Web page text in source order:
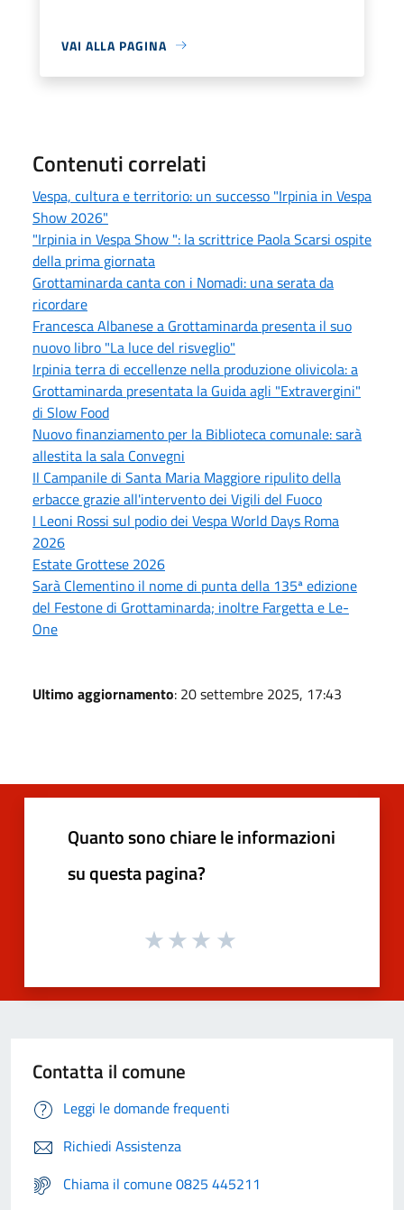
VAI ALLA PAGINA
Contenuti correlati
Vespa, cultura e territorio: un successo "Irpinia in Vespa
Show 2026"
"Irpinia in Vespa Show ": la scrittrice Paola Scarsi ospite
della prima giornata
Grottaminarda canta con i Nomadi: una serata da
ricordare
Francesca Albanese a Grottaminarda presenta il suo
nuovo libro "La luce del risveglio"
Irpinia terra di eccellenze nella produzione olivicola: a
Grottaminarda presentata la Guida agli "Extravergini"
di Slow Food
Nuovo finanziamento per la Biblioteca comunale: sarà
allestita la sala Convegni
Il Campanile di Santa Maria Maggiore ripulito della
erbacce grazie all'intervento dei Vigili del Fuoco
I Leoni Rossi sul podio dei Vespa World Days Roma
2026
Estate Grottese 2026
Sarà Clementino il nome di punta della 135ª edizione
del Festone di Grottaminarda; inoltre Fargetta e Le-
One
Ultimo aggiornamento: 20 settembre 2025, 17:43
Quanto sono chiare le informazioni
su questa pagina?
Contatta il comune
Leggi le domande frequenti
Richiedi Assistenza
Chiama il comune 0825 445211